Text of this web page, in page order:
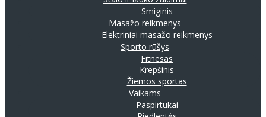
Smiginis
Masažo reikmenys
Elektriniai masažo reikmenys
Sporto rūšys
Fitnesas
Krepšinis
Žiemos sportas
Vaikams
Paspirtukai